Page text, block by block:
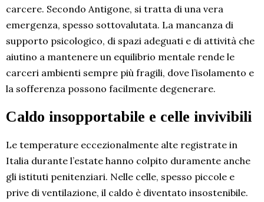
carcere. Secondo Antigone, si tratta di una vera
emergenza, spesso sottovalutata. La mancanza di
supporto psicologico, di spazi adeguati e di attività che
aiutino a mantenere un equilibrio mentale rende le
carceri ambienti sempre più fragili, dove l’isolamento e
la sofferenza possono facilmente degenerare.
Caldo insopportabile e celle invivibili
Le temperature eccezionalmente alte registrate in
Italia durante l’estate hanno colpito duramente anche
gli istituti penitenziari. Nelle celle, spesso piccole e
prive di ventilazione, il caldo è diventato insostenibile.